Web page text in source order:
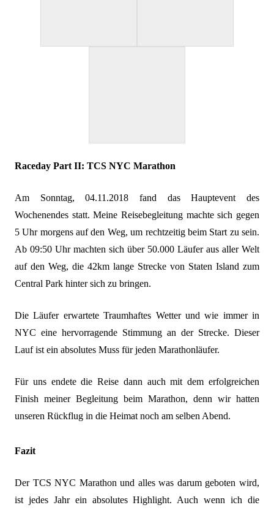
Raceday Part II: TCS NYC Marathon
Am Sonntag, 04.11.2018 fand das Hauptevent des
Wochenendes statt. Meine Reisebegleitung machte sich gegen
5 Uhr morgens auf den Weg, um rechtzeitig beim Start zu sein.
Ab 09:50 Uhr machten sich über 50.000 Läufer aus aller Welt
auf den Weg, die 42km lange Strecke von Staten Island zum
Central Park hinter sich zu bringen.
Die Läufer erwartete Traumhaftes Wetter und wie immer in
NYC eine hervorragende Stimmung an der Strecke. Dieser
Lauf ist ein absolutes Muss für jeden Marathonläufer.
Für uns endete die Reise dann auch mit dem erfolgreichen
Finish meiner Begleitung beim Marathon, denn wir hatten
unseren Rückflug in die Heimat noch am selben Abend.
Fazit
Der TCS NYC Marathon und alles was darum geboten wird,
ist jedes Jahr ein absolutes Highlight. Auch wenn ich die